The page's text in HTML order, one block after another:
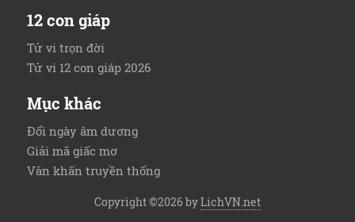
12 con giáp
Tử vi trọn đời
Tử vi 12 con giáp 2026
Mục khác
Đổi ngày âm dương
Giải mã giấc mơ
Văn khấn truyền thống
Copyright ©2026 byLichVN.net